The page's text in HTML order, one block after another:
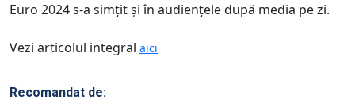
Euro 2024 s-a simţit şi în audienţele după media pe zi.
Vezi articolul integral aici
Recomandat de: